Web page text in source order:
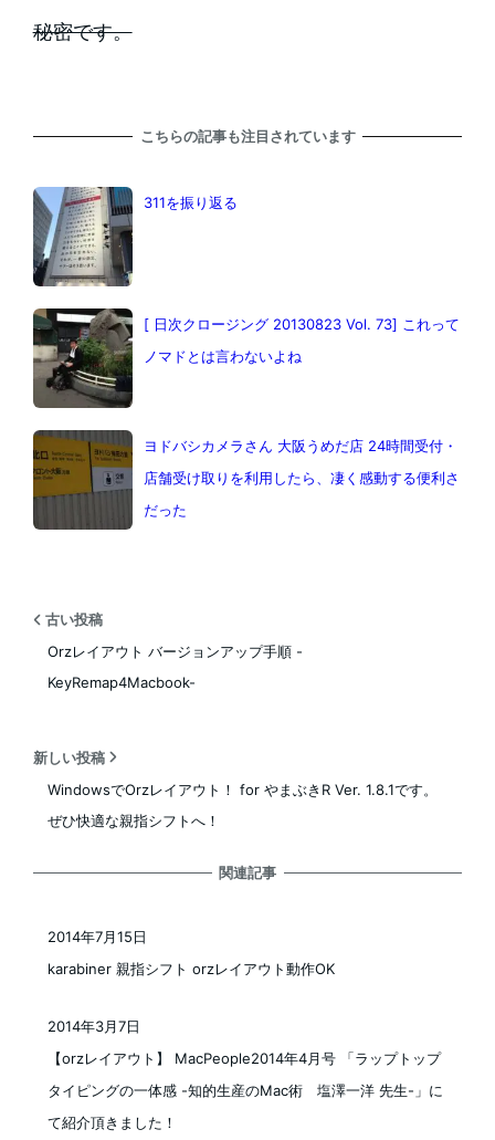
秘密です。
こちらの記事も注目されています
311を振り返る
[ 日次クロージング 20130823 Vol. 73] これって
ノマドとは言わないよね
ヨドバシカメラさん 大阪うめだ店 24時間受付・
店舗受け取りを利用したら、凄く感動する便利さ
だった
古い投稿
Orzレイアウト バージョンアップ手順 -
KeyRemap4Macbook-
新しい投稿
WindowsでOrzレイアウト！ for やまぶきR Ver. 1.8.1です。
ぜひ快適な親指シフトへ！
関連記事
karabiner 親指シフト orzレイアウト動作OK
2014年7月15日
【orzレイアウト】 MacPeople2014年4月号 「ラップトップ
タイピングの一体感 -知的生産のMac術 塩澤一洋 先生-」に
て紹介頂きました！
2014年3月7日